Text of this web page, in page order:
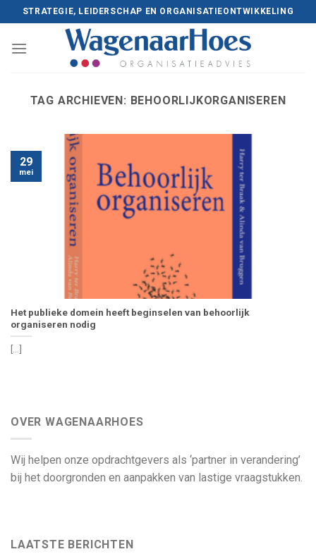
to
content
STRATEGIE, LEIDERSCHAP EN ORGANISATIEONTWIKKELING
TAG ARCHIEVEN: BEHOORLIJKORGANISEREN
Het publieke domein heeft beginselen van behoorlijk
organiseren nodig
[...]
29
mei
OVER WAGENAARHOES
Wij helpen onze opdrachtgevers als ‘partner in verandering’
bij het doorgronden en aanpakken van lastige vraagstukken.
LAATSTE BERICHTEN